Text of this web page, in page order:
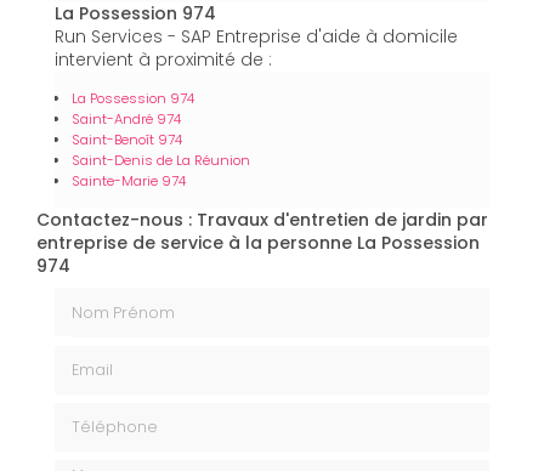
La Possession 974
Run Services - SAP Entreprise d'aide à domicile
intervient à proximité de :
La Possession 974
Saint-André 974
Saint-Benoît 974
Saint-Denis de La Réunion
Sainte-Marie 974
Contactez-nous : Travaux d'entretien de jardin par
entreprise de service à la personne La Possession
974